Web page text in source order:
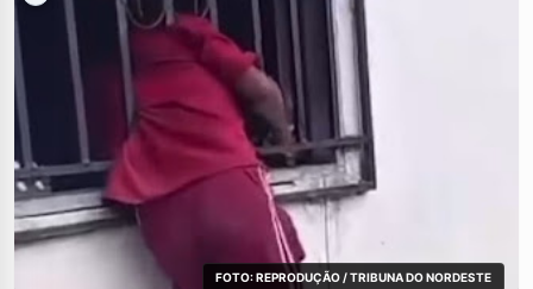
FOTO: REPRODUÇÃO / TRIBUNA DO NORDESTE